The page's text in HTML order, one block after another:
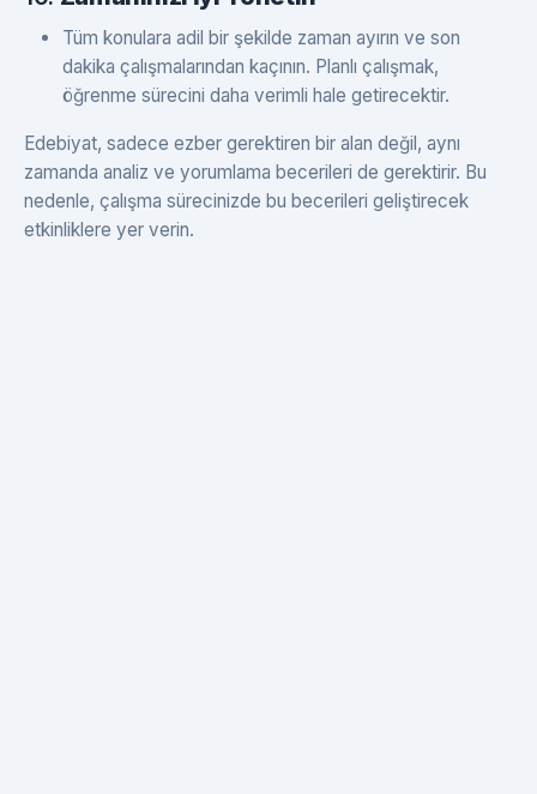
Tüm konulara adil bir şekilde zaman ayırın ve son
dakika çalışmalarından kaçının. Planlı çalışmak,
öğrenme sürecini daha verimli hale getirecektir.
Edebiyat, sadece ezber gerektiren bir alan değil, aynı
zamanda analiz ve yorumlama becerileri de gerektirir. Bu
nedenle, çalışma sürecinizde bu becerileri geliştirecek
etkinliklere yer verin.